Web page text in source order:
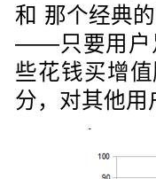
和 那个经典
——只要用户
些花钱买增
分，对其他用